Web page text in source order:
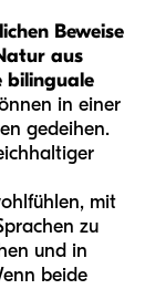
Beweise
aus
bilinguale
in einer
gedeihen.
mit
zu
und in
beide